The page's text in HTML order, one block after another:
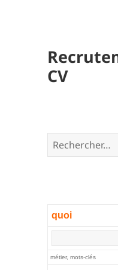
CV
Rechercher :
quoi
métier, mots-clés